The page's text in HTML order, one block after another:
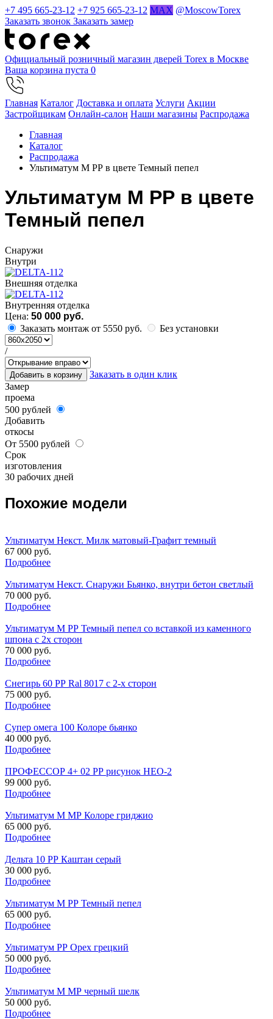
+7 495 665-23-12 +7 925 665-23-12 MAX @MoscowTorex
Заказать звонок Заказать замер
Официальный розничный магазин дверей Torex в Москве
Ваша корзина пуста 0
Главная Каталог Доставка и оплата Услуги Акции
Застройщикам Онлайн-салон Наши магазины Распродажа
Главная
Каталог
Распродажа
Ультиматум М РР в цвете Темный пепел
Ультиматум М РР в цвете
Темный пепел
Cнаружи
Внутри
Внешняя отделка
Внутренняя отделка
Цена: 50 000 руб.
Заказать монтаж от 5550 руб.
Без установки
/
Добавить в корзину
Заказать в один клик
Замер
проема
500 рублей
Добавить
откосы
От 5500 рублей
Срок
изготовления
30 рабочих дней
Похожие модели
Ультиматум Некст. Милк матовый-Графит темный
67 000 руб.
Подробнее
Ультиматум Некст. Снаружи Бьянко, внутри бетон светлый
70 000 руб.
Подробнее
Ультиматум М РР Темный пепел со вставкой из каменного
шпона с 2х сторон
70 000 руб.
Подробнее
Снегирь 60 РР Ral 8017 c 2-х сторон
75 000 руб.
Подробнее
Супер омега 100 Колоре бьянко
40 000 руб.
Подробнее
ПРОФЕССОР 4+ 02 РР рисунок НЕО-2
99 000 руб.
Подробнее
Ультиматум М МР Колоре гриджио
65 000 руб.
Подробнее
Дельта 10 РР Каштан серый
30 000 руб.
Подробнее
Ультиматум М РР Темный пепел
65 000 руб.
Подробнее
Ультиматум РР Орех грецкий
50 000 руб.
Подробнее
Ультиматум М МР черный шелк
50 000 руб.
Подробнее